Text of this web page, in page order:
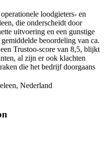
loodgieters- en
die onderscheidt door
uitvoering en een gunstige
beoordeling van ca.
Trustoo-score van 8,5, blijkt
al zijn er ook klachten
die het bedrijf doorgaans
Nederland